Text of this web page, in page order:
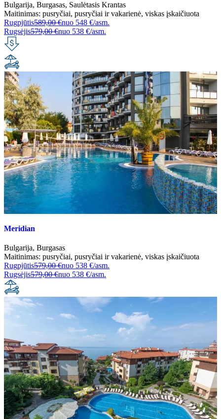
Bulgarija, Burgasas, Saulėtasis Krantas
Maitinimas: pusryčiai, pusryčiai ir vakarienė, viskas įskaičiuota
Rugpjūtis589,00 €nuo 548 €/asm.
Rugsėjis579,00 €nuo 538 €/asm.
Meridian
Bulgarija, Burgasas
Maitinimas: pusryčiai, pusryčiai ir vakarienė, viskas įskaičiuota
Rugpjūtis579,00 €nuo 538 €/asm.
Rugsėjis579,00 €nuo 538 €/asm.